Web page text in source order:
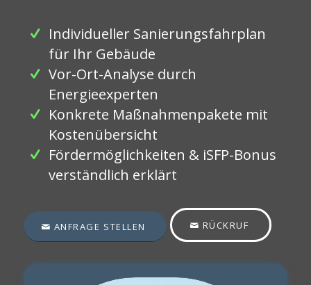
Individueller Sanierungsfahrplan
für Ihr Gebäude
Vor-Ort-Analyse durch
Energieexperten
Konkrete Maßnahmenpakete mit
Kostenübersicht
Fördermöglichkeiten & iSFP-Bonus
verständlich erklärt
ANFRAGE STELLEN RÜCKRUF